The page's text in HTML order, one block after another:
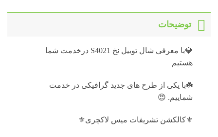
توضیحات
💎با معرفی شال توییل نخ S4021 درخدمت شما
هستیم
☘️با یکی از طرح های جدید گرافیکی در خدمت
شماییم. 😍
⚜️کالکشن تشریفات میس لاکچری⚜️